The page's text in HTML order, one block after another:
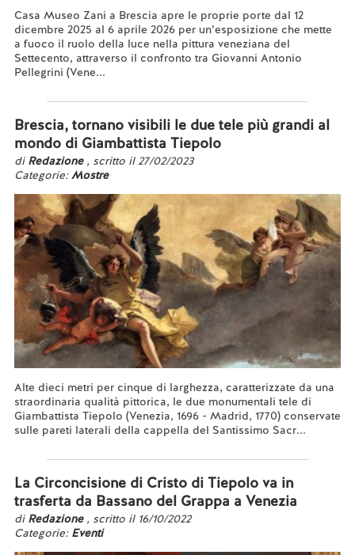
Casa Museo Zani a Brescia apre le proprie porte dal 12
dicembre 2025 al 6 aprile 2026 per un’esposizione che mette
a fuoco il ruolo della luce nella pittura veneziana del
Settecento, attraverso il confronto tra Giovanni Antonio
Pellegrini (Vene...
Brescia, tornano visibili le due tele più grandi al
mondo di Giambattista Tiepolo
di Redazione , scritto il 27/02/2023
Categorie:Mostre
Alte dieci metri per cinque di larghezza, caratterizzate da una
straordinaria qualità pittorica, le due monumentali tele di
Giambattista Tiepolo (Venezia, 1696 - Madrid, 1770) conservate
sulle pareti laterali della cappella del Santissimo Sacr...
La Circoncisione di Cristo di Tiepolo va in
trasferta da Bassano del Grappa a Venezia
di Redazione , scritto il 16/10/2022
Categorie: Eventi